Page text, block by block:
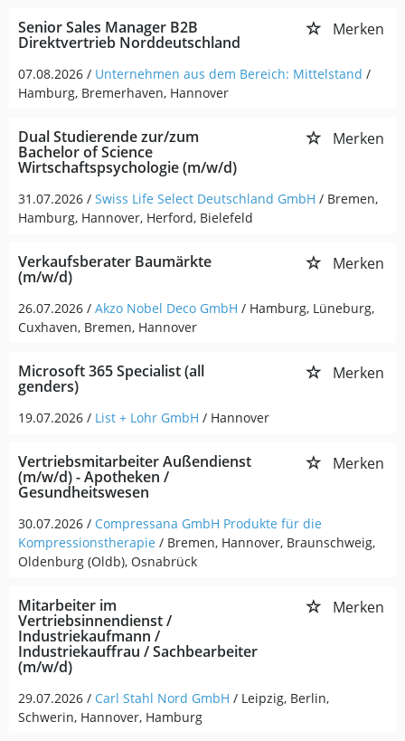
Senior Sales Manager B2B
Direktvertrieb Norddeutschland
Merken
07.08.2026 / Unternehmen aus dem Bereich: Mittelstand /
Hamburg, Bremerhaven, Hannover
Dual Studierende zur/zum
Bachelor of Science
Wirtschaftspsychologie (m/w/d)
Merken
31.07.2026 / Swiss Life Select Deutschland GmbH / Bremen,
Hamburg, Hannover, Herford, Bielefeld
Verkaufsberater Baumärkte
(m/w/d)
Merken
26.07.2026 / Akzo Nobel Deco GmbH / Hamburg, Lüneburg,
Cuxhaven, Bremen, Hannover
Microsoft 365 Specialist (all
genders)
Merken
19.07.2026 / List + Lohr GmbH / Hannover
Vertriebsmitarbeiter Außendienst
(m/w/d) - Apotheken /
Gesundheitswesen
Merken
30.07.2026 / Compressana GmbH Produkte für die
Kompressionstherapie / Bremen, Hannover, Braunschweig,
Oldenburg (Oldb), Osnabrück
Mitarbeiter im
Vertriebsinnendienst /
Industriekaufmann /
Industriekauffrau / Sachbearbeiter
(m/w/d)
Merken
29.07.2026 / Carl Stahl Nord GmbH / Leipzig, Berlin,
Schwerin, Hannover, Hamburg